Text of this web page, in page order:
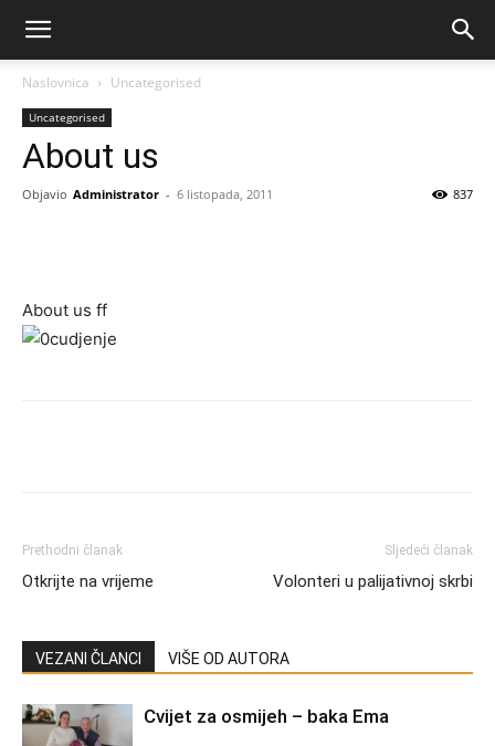
Naslovnica Uncategorised
Uncategorised
About us
Objavio Administrator - 6 listopada, 2011 837
About us ff
Prethodni članak
Otkrijte na vrijeme
Sljedeći članak
Volonteri u palijativnoj skrbi
VEZANI ČLANCI VIŠE OD AUTORA
Cvijet za osmijeh – baka Ema